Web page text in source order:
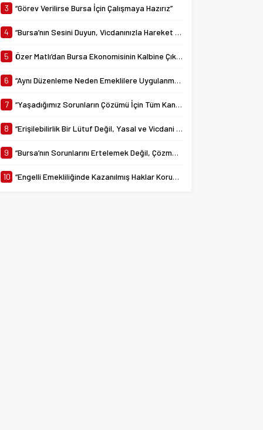
yürürlüğe giren 7538...
3 “Görev Verilirse Bursa İçin Çalışmaya Hazırız”
4 “Bursa’nın Sesini Duyun, Vicdanınızla Hareket Edin”
5 Özer Matlı’dan Bursa Ekonomisinin Kalbine Çıkarma
6 “Aynı Düzenleme Neden Emeklilere Uygulanmadı?”
7 “Yaşadığımız Sorunların Çözümü İçin Tüm Kanalları Denedik”
8 “Erişilebilirlik Bir Lütuf Değil, Yasal ve Vicdani Bir Sorumluluktur”
9 “Bursa’nın Sorunlarını Ertelemek Değil, Çözmek İçin Yola Çıktık”
10 “Engelli Emekliliğinde Kazanılmış Haklar Korunmalı, Belirsizlikler Son Bulmalı”